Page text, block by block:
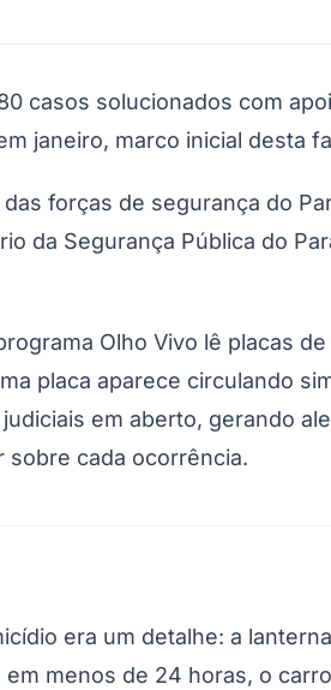
casos solucionados com
janeiro, marco inicial desta
forças de segurança do
da Segurança Pública do
Olho Vivo lê placas
placa aparece circulando
em aberto, gerando
sobre cada ocorrência.
era um detalhe: a
menos de 24 horas, o